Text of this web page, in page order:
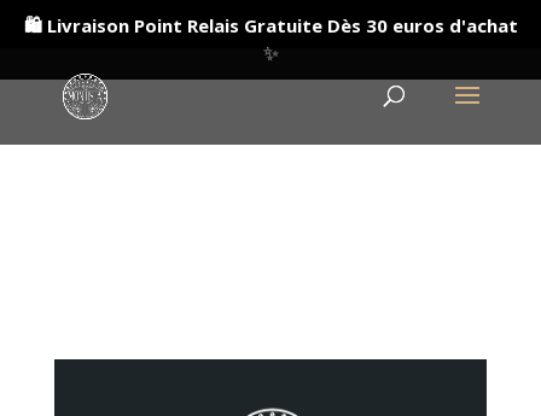
🛍️ Livraison Point Relais Gratuite Dès 30 euros d'achat
✨